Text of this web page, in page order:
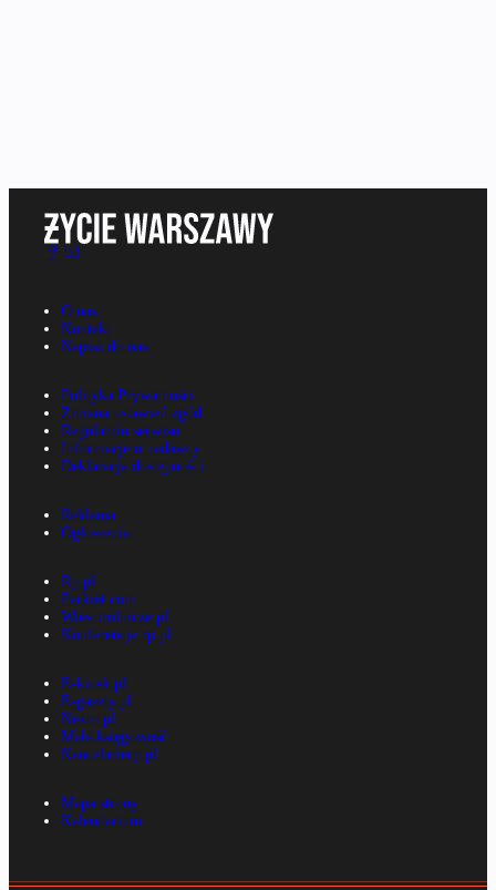
O nas
Kontakt
Napisz do nas
Polityka Prywatności
Zmiana ustawień zgód
Regulamin serwisu
Informacje o nadawcy
Deklaracja dostępności
Reklama
Ogłoszenia
Rp.pl
Parkiet.com
Wiescirolnicze.pl
Konferencje.rp.pl
E-kiosk.pl
E-gazety.pl
Nexto.pl
Mała księgowość
Kancelarierp.pl
Mapa strony
Kalendarium